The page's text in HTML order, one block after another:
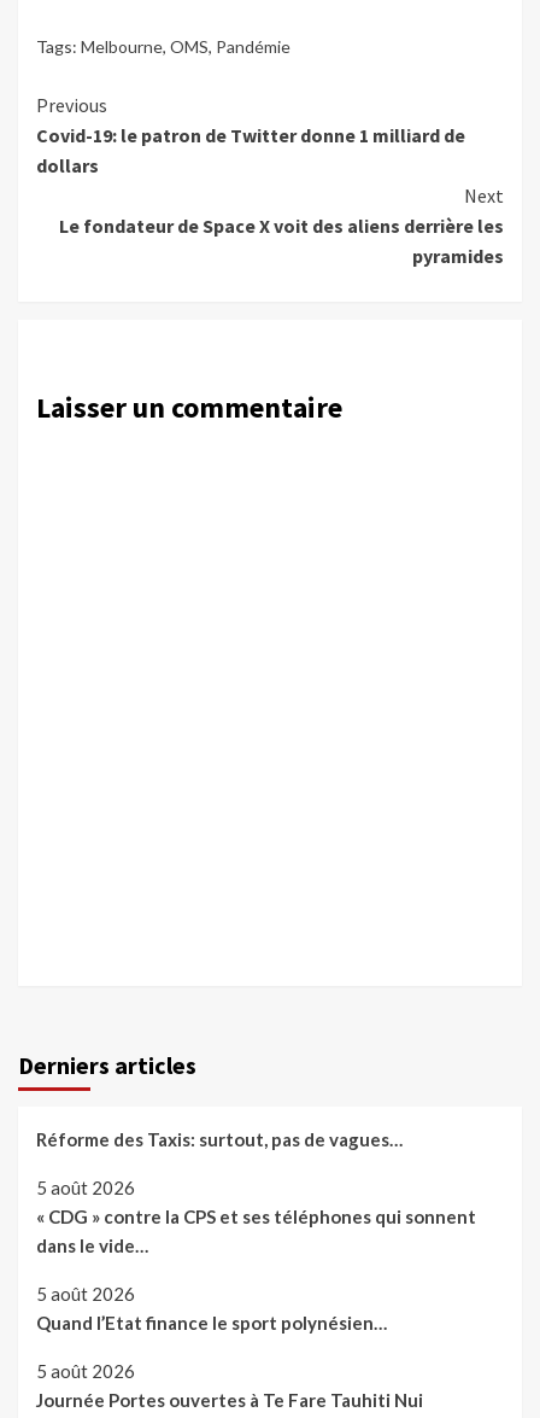
Tags: Melbourne, OMS, Pandémie
Continue
Reading
Previous
Covid-19: le patron de Twitter donne 1 milliard de
dollars
Next
Le fondateur de Space X voit des aliens derrière les
pyramides
Laisser un commentaire
Derniers articles
Réforme des Taxis: surtout, pas de vagues…
5 août 2026
« CDG » contre la CPS et ses téléphones qui sonnent
dans le vide…
5 août 2026
Quand l’Etat finance le sport polynésien…
5 août 2026
Journée Portes ouvertes à Te Fare Tauhiti Nui